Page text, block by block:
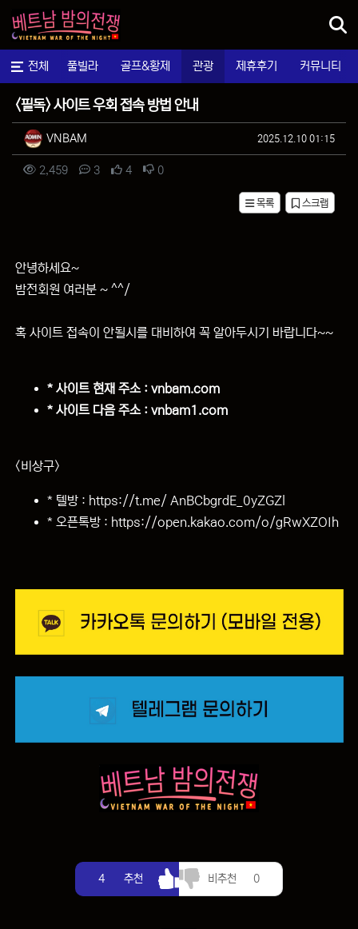
전체 메뉴
마사지 풀빌라 골프&황제 관광 제휴후기 커뮤니티
팁&정보
<필독> 사이트 우회 접속 방법 안내
작성자 정보
VNBAM 작성일
2025.12.10 01:15
컨텐츠 정보
2,459조회 3댓글 4추천 0비추천
목록 스크랩
안녕하세요~
밤전회원 여러분 ~ ^^/
혹 사이트 접속이 안될시를 대비하여 꼭 알아두시기 바랍니다~~
* 사이트 현재 주소 : vnbam.com
* 사이트 다음 주소 : vnbam1.com
<비상구>
* 텔방 : https://t.me/ AnBCbgrdE_0yZGZl
* 오픈톡방 : https://open.kakao.com/o/gRwXZOIh
4 추천 추천 비추천 0
비추천